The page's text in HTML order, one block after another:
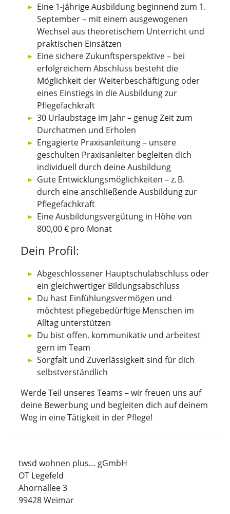
Eine 1-jährige Ausbildung beginnend zum 1.
September – mit einem ausgewogenen
Wechsel aus theoretischem Unterricht und
praktischen Einsätzen
Eine sichere Zukunftsperspektive – bei
erfolgreichem Abschluss besteht die
Möglichkeit der Weiterbeschäftigung oder
eines Einstiegs in die Ausbildung zur
Pflegefachkraft
30 Urlaubstage im Jahr – genug Zeit zum
Durchatmen und Erholen
Engagierte Praxisanleitung – unsere
geschulten Praxisanleiter begleiten dich
individuell durch deine Ausbildung
Gute Entwicklungsmöglichkeiten – z. B.
durch eine anschließende Ausbildung zur
Pflegefachkraft
Eine Ausbildungsvergütung in Höhe von
800,00 € pro Monat
Dein Profil:
Abgeschlossener Hauptschulabschluss oder
ein gleichwertiger Bildungsabschluss
Du hast Einfühlungsvermögen und
möchtest pflegebedürftige Menschen im
Alltag unterstützen
Du bist offen, kommunikativ und arbeitest
gern im Team
Sorgfalt und Zuverlässigkeit sind für dich
selbstverständlich
Werde Teil unseres Teams – wir freuen uns auf
deine Bewerbung und begleiten dich auf deinem
Weg in eine Tätigkeit in der Pflege!
twsd wohnen plus… gGmbH
OT Legefeld
Ahornallee 3
99428 Weimar